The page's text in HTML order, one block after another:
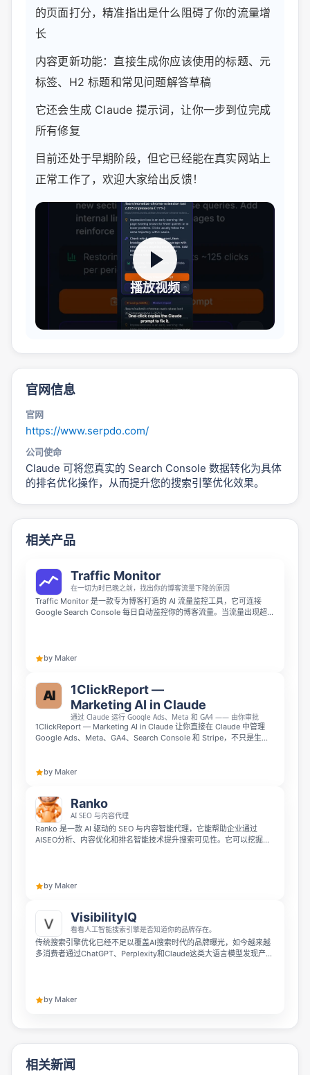
的页面打分，精准指出是什么阻碍了你的流量增
长
内容更新功能：直接生成你应该使用的标题、元
标签、H2 标题和常见问题解答草稿
它还会生成 Claude 提示词，让你一步到位完成
所有修复
目前还处于早期阶段，但它已经能在真实网站上
正常工作了，欢迎大家给出反馈！
播放视频
官网信息
官网
https://www.serpdo.com/
公司使命
Claude 可将您真实的 Search Console 数据转化为具体
的排名优化操作，从而提升您的搜索引擎优化效果。
相关产品
Traffic Monitor
在一切为时已晚之前，找出你的博客流量下降的原因
Traffic Monitor 是一款专为博客打造的 AI 流量监控工具，它可连接
Google Search Console 每日自动监控你的博客流量。当流量出现超出
用 14 天专业版无需绑定信用卡。
by Maker
AI
1ClickReport —
Marketing AI in Claude
通过 Claude 运行 Google Ads、Meta 和 GA4 —— 由你审批
1ClickReport — Marketing AI in Claude 让你直接在 Claude 中管理
Google Ads、Meta、GA4、Search Console 和 Stripe，不只是生成
邮件提醒，同时可在 60 秒内生成 AI 营销仪表盘。
by Maker
Ranko
AI SEO 与内容代理
Ranko 是一款 AI 驱动的 SEO 与内容智能代理，它能帮助企业通过
AISEO分析、内容优化和排名智能技术提升搜索可见性。它可以挖掘关
by Maker
VisibilityIQ
看看人工智能搜索引擎是否知道你的品牌存在。
传统搜索引擎优化已经不足以覆盖AI搜索时代的品牌曝光，如今越来越
多消费者通过ChatGPT、Perplexity和Claude这类大语言模型发现产
by Maker
相关新闻